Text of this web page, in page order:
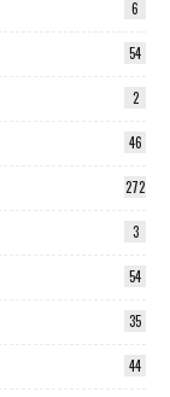
6
54
2
46
272
3
54
35
44